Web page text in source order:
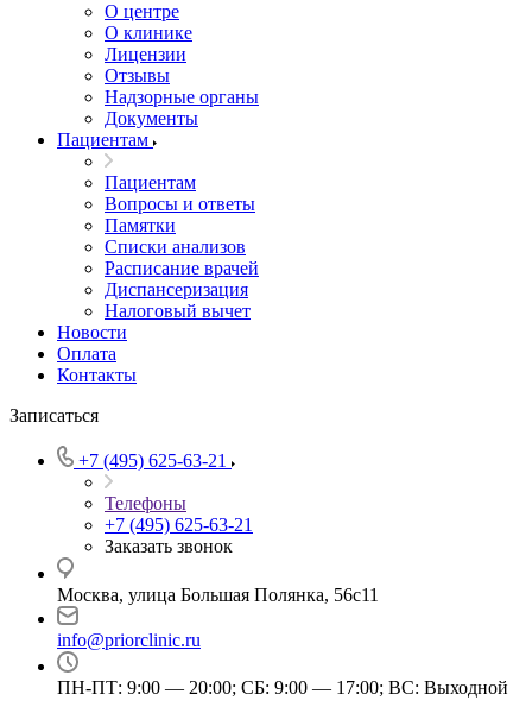
О центре
О клинике
Лицензии
Отзывы
Надзорные органы
Документы
Пациентам
Пациентам
Вопросы и ответы
Памятки
Списки анализов
Расписание врачей
Диспансеризация
Налоговый вычет
Новости
Оплата
Контакты
Записаться
+7 (495) 625-63-21
Телефоны
+7 (495) 625-63-21
Заказать звонок
Москва, улица Большая Полянка, 56с11
info@priorclinic.ru
ПН-ПТ: 9:00 — 20:00; СБ: 9:00 — 17:00; ВС: Выходной